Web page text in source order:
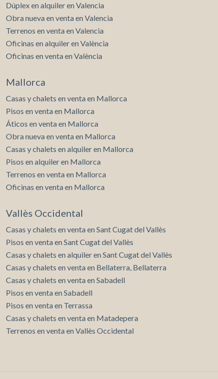
Dúplex en alquiler en Valencia
Obra nueva en venta en Valencia
Terrenos en venta en Valencia
Oficinas en alquiler en València
Oficinas en venta en València
Mallorca
Casas y chalets en venta en Mallorca
Pisos en venta en Mallorca
Áticos en venta en Mallorca
Obra nueva en venta en Mallorca
Casas y chalets en alquiler en Mallorca
Pisos en alquiler en Mallorca
Terrenos en venta en Mallorca
Oficinas en venta en Mallorca
Vallès Occidental
Casas y chalets en venta en Sant Cugat del Vallès
Pisos en venta en Sant Cugat del Vallès
Casas y chalets en alquiler en Sant Cugat del Vallès
Casas y chalets en venta en Bellaterra, Bellaterra
Casas y chalets en venta en Sabadell
Pisos en venta en Sabadell
Pisos en venta en Terrassa
Casas y chalets en venta en Matadepera
Terrenos en venta en Vallès Occidental